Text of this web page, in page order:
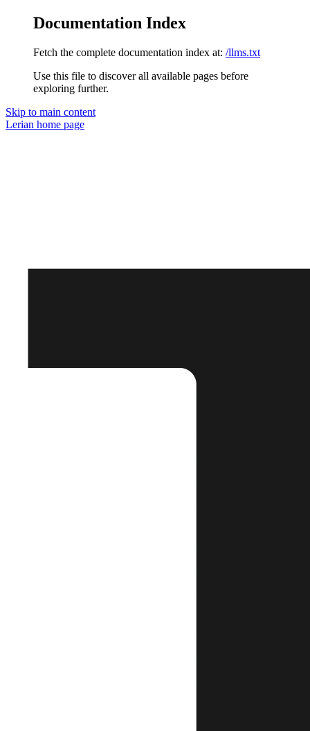
Documentation Index
Fetch the complete documentation index at: /llms.txt
Use this file to discover all available pages before
exploring further.
Skip to main content
Lerian home page